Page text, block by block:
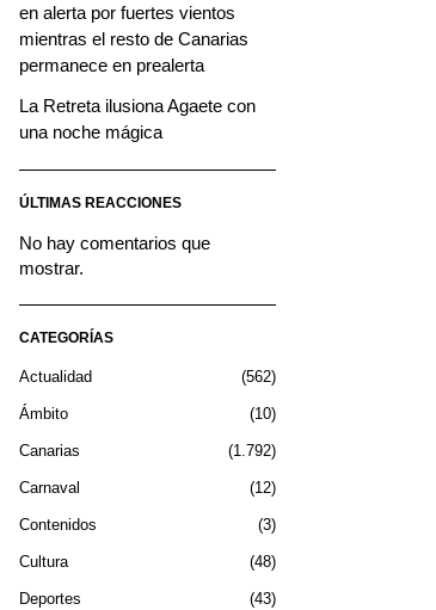
en alerta por fuertes vientos
mientras el resto de Canarias
permanece en prealerta
La Retreta ilusiona Agaete con
una noche mágica
ÚLTIMAS REACCIONES
No hay comentarios que
mostrar.
CATEGORÍAS
Actualidad 562
Ámbito 10
Canarias 1.792
Carnaval 12
Contenidos 3
Cultura 48
Deportes 43